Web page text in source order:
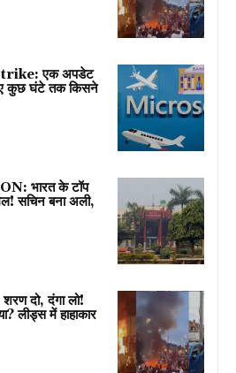
एक अपडेट
कुछ घंटे तक किसने
भारत के टॉप
सचिन बना अली,
दो, दंगा लो!
लीड्स में हाहाकार